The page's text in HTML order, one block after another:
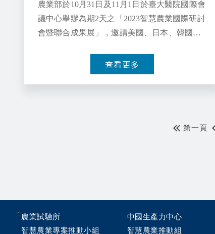
農業部於10月31日及11月1日於臺大醫院國際會
議中心舉辦為期2天之「2023智慧農業國際研討
會暨聯合成果展」，邀請美國、日本、韓國、
查看更多
第一頁
:::農業試驗所
智慧農業專案推動小組
中國生產力中心
智慧農業推動組